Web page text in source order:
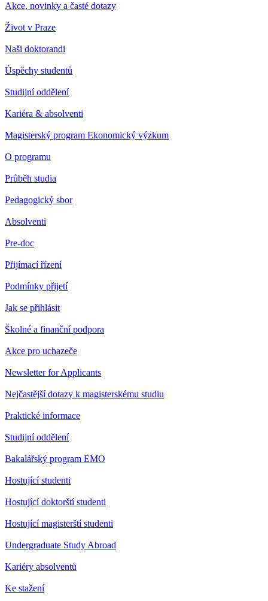
Akce, novinky a časté dotazy
Život v Praze
Naši doktorandi
Úspěchy studentů
Studijní oddělení
Kariéra & absolventi
Magisterský program Ekonomický výzkum
O programu
Průběh studia
Pedagogický sbor
Absolventi
Pre-doc
Přijímací řízení
Podmínky přijetí
Jak se přihlásit
Školné a finanční podpora
Akce pro uchazeče
Newsletter for Applicants
Nejčastější dotazy k magisterskému studiu
Praktické informace
Studijní oddělení
Bakalářský program EMO
Hostující studenti
Hostující doktorští studenti
Hostující magisterští studenti
Undergraduate Study Abroad
Kariéry absolventů
Ke stažení